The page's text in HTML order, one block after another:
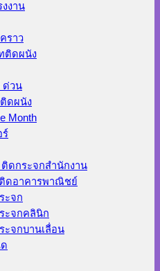
งาน
ราว
ติดผนัง
ด่วน
ดผนัง
Month
ร์
ดกระจกสำนักงาน
ดอาคารพาณิชย์
ะจก
ะจกคลินิก
ะจกบานเลื่อน